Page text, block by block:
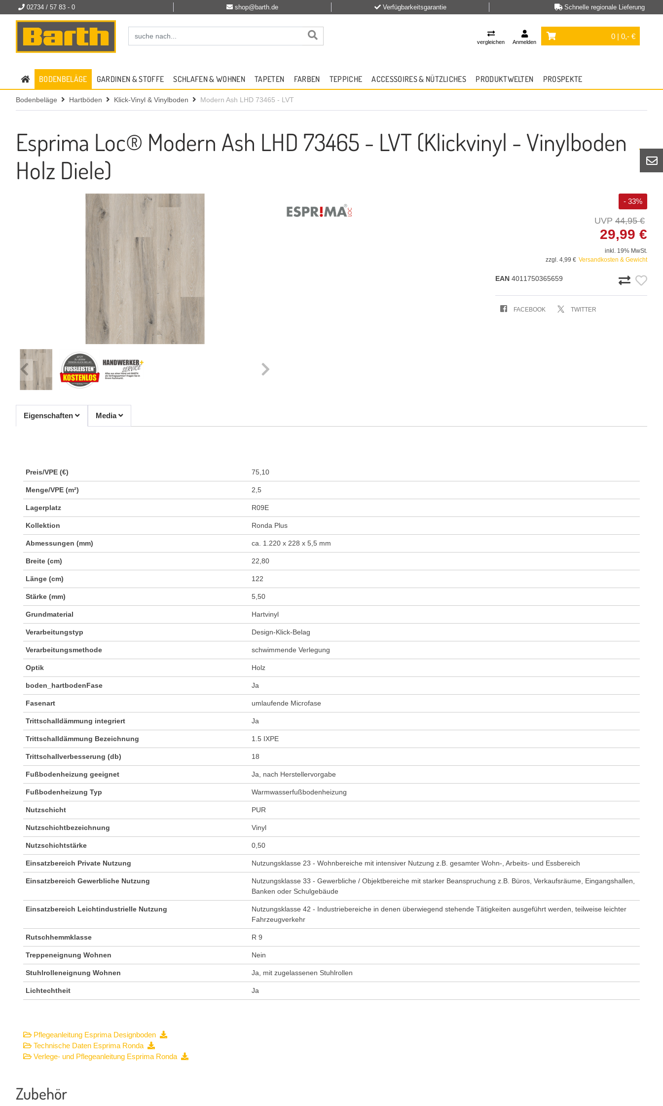
02734 / 57 83 - 0 shop@barth.de Verfügbarkeitsgarantie Schnelle regionale Lieferung
vergleichen Anmelden
0 | 0,- €
BODENBELÄGE GARDINEN & STOFFE SCHLAFEN & WOHNEN TAPETEN FARBEN TEPPICHE ACCESSOIRES & NÜTZLICHES PRODUKTWELTEN PROSPEKTE
Bodenbeläge Hartböden Klick-Vinyl & Vinylboden Modern Ash LHD 73465 - LVT
Esprima Loc® Modern Ash LHD 73465 - LVT (Klickvinyl - Vinylboden
Holz Diele)
- 33%
44,95 €
29,99 €
inkl. 19% MwSt.
zzgl. 4,99 € Versandkosten & Gewicht
EAN 4011750365659
FACEBOOK TWITTER
Eigenschaften Media
Preis/VPE (€) 75,10
Menge/VPE (m²) 2,5
Lagerplatz R09E
Kollektion Ronda Plus
Abmessungen (mm) ca. 1.220 x 228 x 5,5 mm
Breite (cm) 22,80
Länge (cm) 122
Stärke (mm) 5,50
Grundmaterial Hartvinyl
Verarbeitungstyp Design-Klick-Belag
Verarbeitungsmethode schwimmende Verlegung
Optik Holz
boden_hartbodenFase Ja
Fasenart umlaufende Microfase
Trittschalldämmung integriert Ja
Trittschalldämmung Bezeichnung 1.5 IXPE
Trittschallverbesserung (db) 18
Fußbodenheizung geeignet Ja, nach Herstellervorgabe
Fußbodenheizung Typ Warmwasserfußbodenheizung
Nutzschicht PUR
Nutzschichtbezeichnung Vinyl
Nutzschichtstärke 0,50
Einsatzbereich Private Nutzung Nutzungsklasse 23 - Wohnbereiche mit intensiver Nutzung z.B. gesamter Wohn-, Arbeits- und Essbereich
Einsatzbereich Gewerbliche Nutzung
Nutzungsklasse 33 - Gewerbliche / Objektbereiche mit starker Beanspruchung z.B. Büros, Verkaufsräume, Eingangshallen,
Banken oder Schulgebäude
Einsatzbereich Leichtindustrielle Nutzung
Nutzungsklasse 42 - Industriebereiche in denen überwiegend stehende Tätigkeiten ausgeführt werden, teilweise leichter
Fahrzeugverkehr
Rutschhemmklasse R 9
Treppeneignung Wohnen Nein
Stuhlrolleneignung Wohnen Ja, mit zugelassenen Stuhlrollen
Lichtechtheit Ja
Pflegeanleitung Esprima Designboden
Technische Daten Esprima Ronda
Verlege- und Pflegeanleitung Esprima Ronda
Zubehör